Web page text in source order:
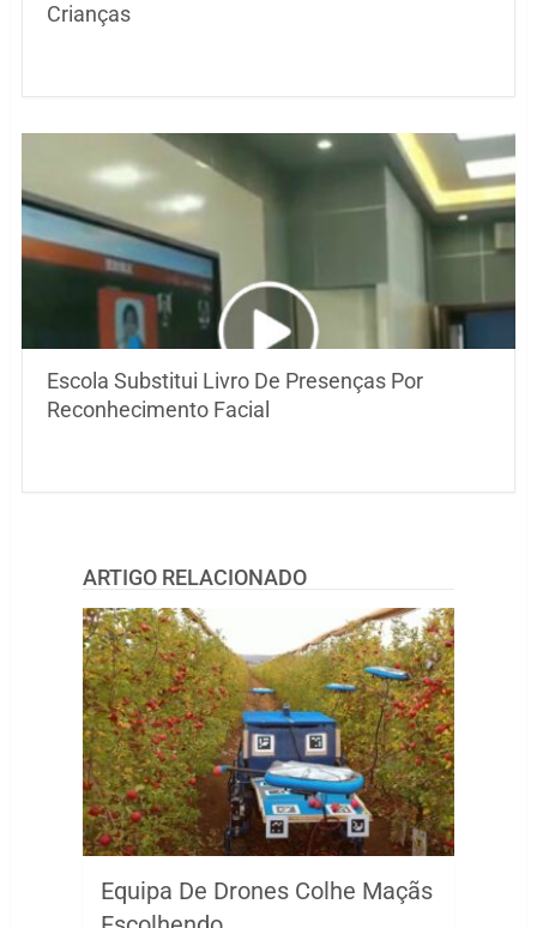
Crianças
Escola Substitui Livro De Presenças Por
Reconhecimento Facial
ARTIGO RELACIONADO
Equipa De Drones Colhe Maçãs